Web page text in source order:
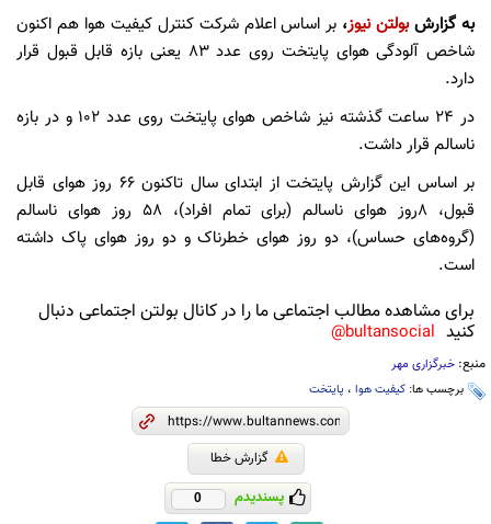
به گزارشبولتن نیوز، بر اساس اعلام شرکت کنترل کیفیت هوا هم اکنون
شاخص آلودگی هوای پایتخت روی عدد ۸۳ یعنی بازه قابل قبول قرار
دارد.
در ۲۴ ساعت گذشته نیز شاخص هوای پایتخت روی عدد ۱۰۲ و در بازه
ناسالم قرار داشت.
بر اساس این گزارش پایتخت از ابتدای سال تاکنون ۶۶ روز هوای قابل
قبول، ۸روز هوای ناسالم (برای تمام افراد)، ۵۸ روز هوای ناسالم
(گروه‌های حساس)، دو روز هوای خطرناک و دو روز هوای پاک داشته
است.
برای مشاهده مطالب اجتماعی ما را در کانال بولتن اجتماعی دنبال
کنید bultansocial@
منبع: خبرگزاری مهر
برچسب ها: کیفیت هوا ، پایتخت
گزارش خطا
پسندیدم 0